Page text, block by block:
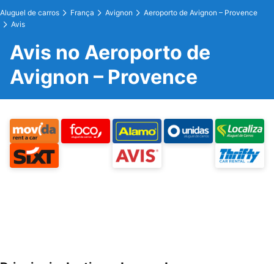
Aluguel de carros França Avignon
Aeroporto de Avignon – Provence
Avis
Avis no Aeroporto de
Avignon – Provence